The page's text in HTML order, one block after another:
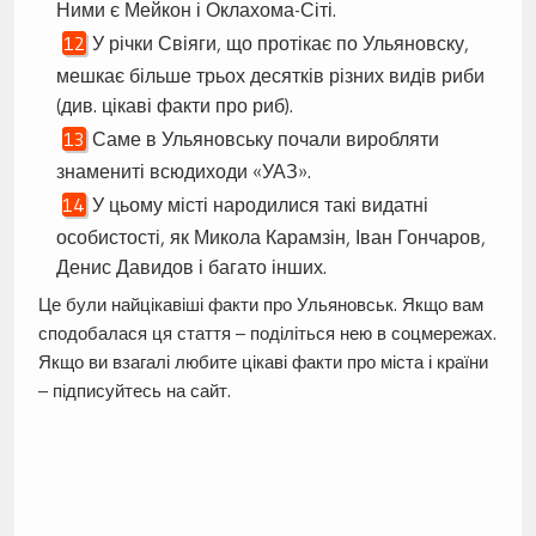
Ними є Мейкон і Оклахома-Сіті.
У річки Свіяги, що протікає по Ульяновску,
мешкає більше трьох десятків різних видів риби
(див. цікаві факти про риб).
Саме в Ульяновську почали виробляти
знамениті всюдиходи «УАЗ».
У цьому місті народилися такі видатні
особистості, як Микола Карамзін, Іван Гончаров,
Денис Давидов і багато інших.
Це були найцікавіші факти про Ульяновськ. Якщо вам
сподобалася ця стаття – поділіться нею в соцмережах.
Якщо ви взагалі любите цікаві факти про міста і країни
– підписуйтесь на сайт.